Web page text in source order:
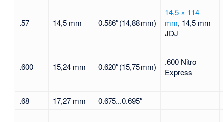
.57 14,5 mm 0.586″ (14,88 mm)
14,5 × 114
mm, 14,5 mm
JDJ
.600 15,24 mm 0.620″ (15,75 mm)
.600 Nitro
Express
.68 17,27 mm 0.675...0.695″